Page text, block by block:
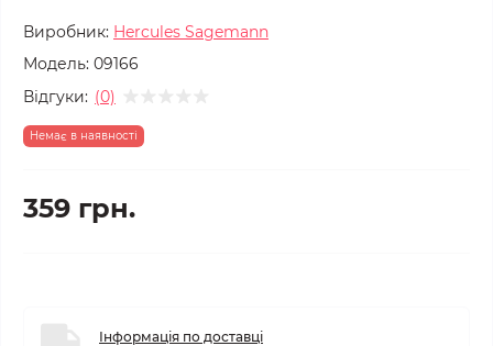
Виробник: Hercules Sagemann
Модель: 09166
Відгуки: (0)
Немає в наявності
359 грн.
Інформація по доставці